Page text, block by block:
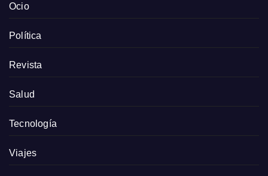
Ocio
Política
Revista
Salud
Tecnología
Viajes